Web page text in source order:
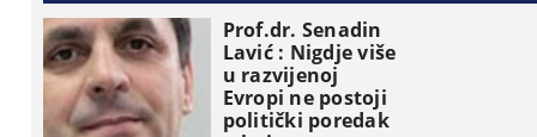
Prof.dr. Senadin
Lavić : Nigdje više
u razvijenoj
Evropi ne postoji
politički poredak